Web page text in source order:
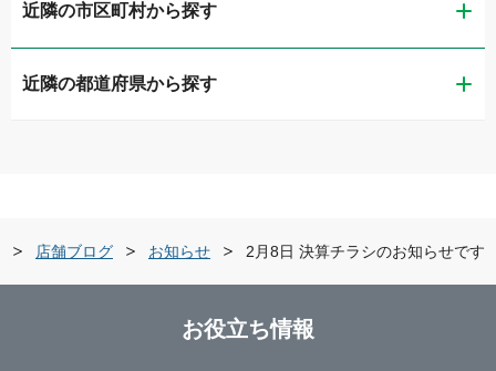
ガリバー熊本店
LIBERALA リベラーラ熊本
ガリバー熊本東バイパス店
ガリバー熊本インター店
近隣の市区町村から探す
熊本市中央区
近隣の都道府県から探す
店舗ブログ お知らせ 2月8日 決算チラシのお知らせです
お役立ち情報